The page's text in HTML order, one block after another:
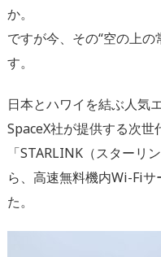
か。
ですが今、その“空の上
す。
日本とハワイを結ぶ人気
SpaceX社が提供する次世
「STARLINK（スターリ
ら、高速無料機内Wi-Fi
た。